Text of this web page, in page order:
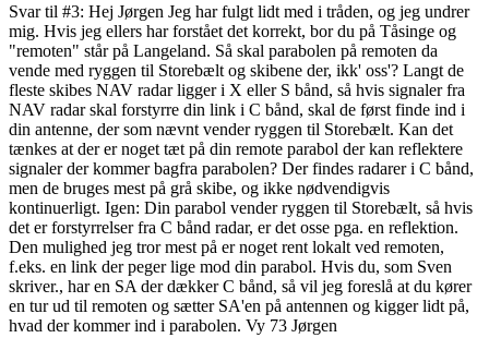
Svar til #3: Hej Jørgen Jeg har fulgt lidt med i tråden, og jeg undrer
mig. Hvis jeg ellers har forstået det korrekt, bor du på Tåsinge og
"remoten" står på Langeland. Så skal parabolen på remoten da
vende med ryggen til Storebælt og skibene der, ikk' oss'? Langt de
fleste skibes NAV radar ligger i X eller S bånd, så hvis signaler fra
NAV radar skal forstyrre din link i C bånd, skal de først finde ind i
din antenne, der som nævnt vender ryggen til Storebælt. Kan det
tænkes at der er noget tæt på din remote parabol der kan reflektere
signaler der kommer bagfra parabolen? Der findes radarer i C bånd,
men de bruges mest på grå skibe, og ikke nødvendigvis
kontinuerligt. Igen: Din parabol vender ryggen til Storebælt, så hvis
det er forstyrrelser fra C bånd radar, er det osse pga. en reflektion.
Den mulighed jeg tror mest på er noget rent lokalt ved remoten,
f.eks. en link der peger lige mod din parabol. Hvis du, som Sven
skriver., har en SA der dækker C bånd, så vil jeg foreslå at du kører
en tur ud til remoten og sætter SA'en på antennen og kigger lidt på,
hvad der kommer ind i parabolen. Vy 73 Jørgen